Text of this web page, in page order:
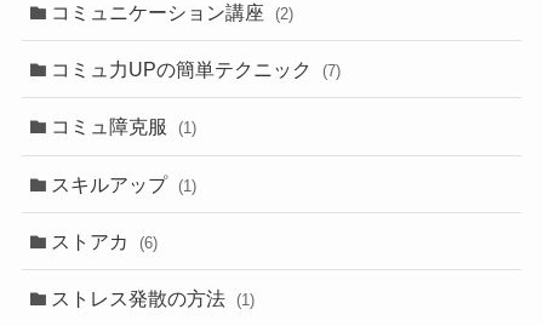
コミュニケーション講座 (2)
コミュ力UPの簡単テクニック (7)
コミュ障克服 (1)
スキルアップ (1)
ストアカ (6)
ストレス発散の方法 (1)